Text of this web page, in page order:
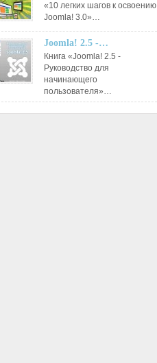
«10 легких шагов к освоению
Joomla! 3.0»…
Joomla! 2.5 -…
Книга «Joomla! 2.5 -
Руководство для
начинающего
пользователя»…